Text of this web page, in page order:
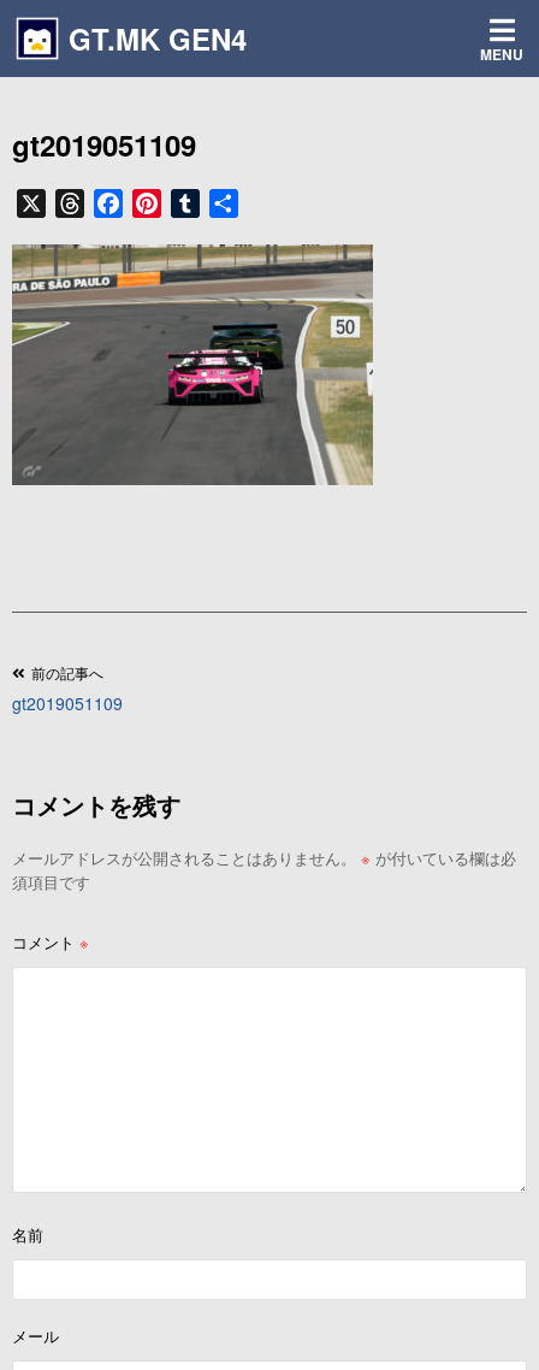
へ
プ
GT.MK GEN4 MENU
gt2019051109
r
e
c
e
n
t
r
e
s
t
m
b
r
投
稿
ゲ
ー
シ
ン
前の記事へ
gt2019051109
コメントを残す
メールアドレスが公開されることはありません。 ※ が付いている欄は必
須項目です
コメント ※
名前
メール